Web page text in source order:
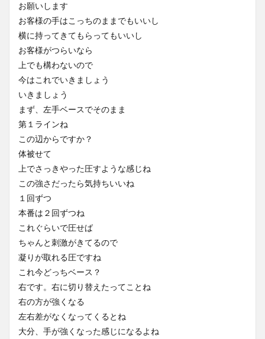
お願いします
お客様の手はこっちのままでもいいし
横に持ってきてもらってもいいし
お客様がつらいなら
上でも構わないので
今はこれでいきましょう
いきましょう
まず、左手ベースでそのまま
第１ラインね
この辺からですか？
体被せて
上でさっきやった圧すような感じね
この強さだったら気持ちいいね
１回ずつ
本番は２回ずつね
これぐらいで圧せば
ちゃんと刺激がきてるので
凝りが取れる圧ですね
これ今どっちベース？
右です。右に切り替えたってことね
右の方が強くなる
左右差がなくなってくるとね
大分、手が強くなった感じになるよね